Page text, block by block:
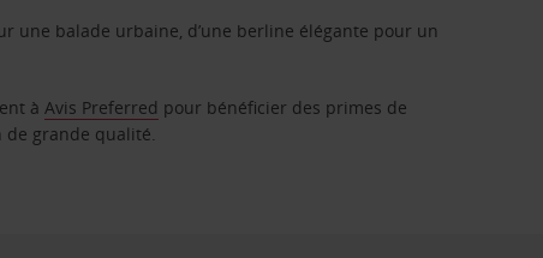
une balade urbaine, d’une berline élégante pour un
àAvis Preferred pour bénéficier des primes de
grande qualité.